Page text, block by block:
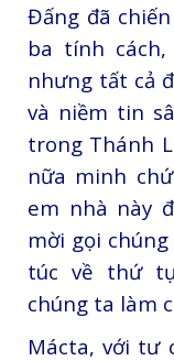
Đấng đã
ba tính
nhưng tất cả
và niềm tin
trong Thánh
nữa minh
em nhà này
mời gọi
túc về thứ
chúng ta làm
Mácta, với tư